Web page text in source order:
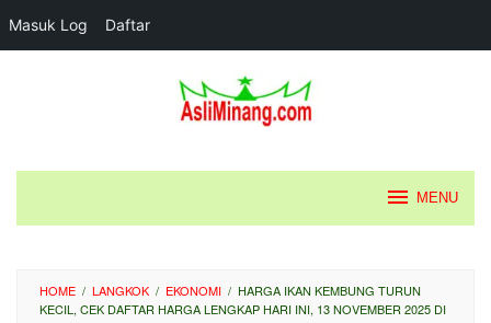
Masuk Log Daftar
MENU
HOME / LANGKOK / EKONOMI / HARGA IKAN KEMBUNG TURUN
KECIL, CEK DAFTAR HARGA LENGKAP HARI INI, 13 NOVEMBER 2025 DI